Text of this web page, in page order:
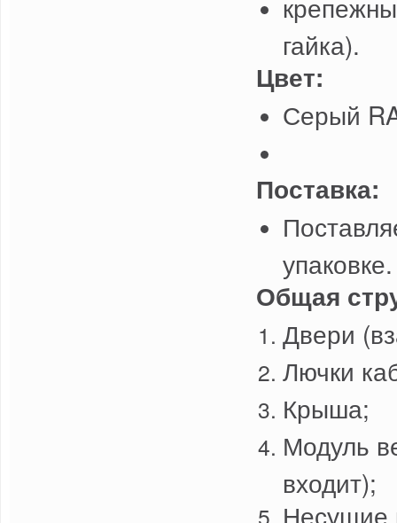
гайка).
Цвет:
Серый
Поставка:
упаковке.
Общая
Двери
Лючки
Крыша;
Модуль
входит);
Несущие